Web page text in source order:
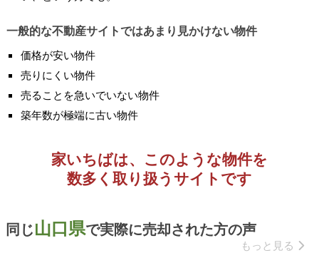
一般的な不動産サイトではあまり見かけない物件
価格が安い物件
売りにくい物件
売ることを急いでいない物件
築年数が極端に古い物件
家いちばは、このような物件を
数多く取り扱うサイトです
同じ山口県で実際に売却された方の声
もっと見る